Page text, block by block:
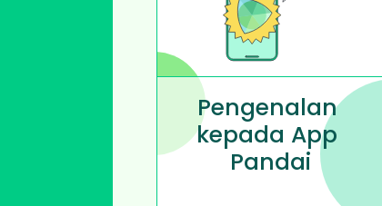
Pengenalan
kepada App
Pandai